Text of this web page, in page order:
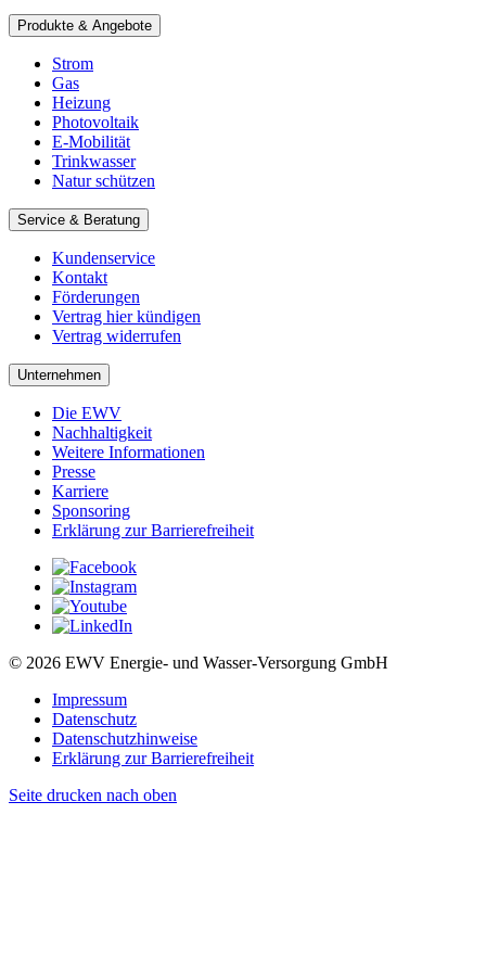
Produkte & Angebote
Strom
Gas
Heizung
Photovoltaik
E-Mobilität
Trinkwasser
Natur schützen
Service & Beratung
Kundenservice
Kontakt
Förderungen
Vertrag hier kündigen
Vertrag widerrufen
Unternehmen
Die EWV
Nachhaltigkeit
Weitere Informationen
Presse
Karriere
Sponsoring
Erklärung zur Barrierefreiheit
© 2026 EWV Energie- und Wasser-Versorgung GmbH
Impressum
Datenschutz
Datenschutzhinweise
Erklärung zur Barrierefreiheit
Seite drucken nach oben